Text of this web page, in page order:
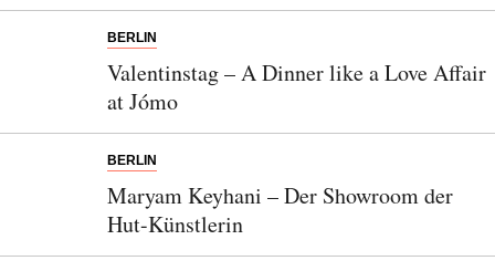
BERLIN
Valentinstag – A Dinner like a Love Affair
at Jómo
BERLIN
Maryam Keyhani – Der Showroom der
Hut-Künstlerin